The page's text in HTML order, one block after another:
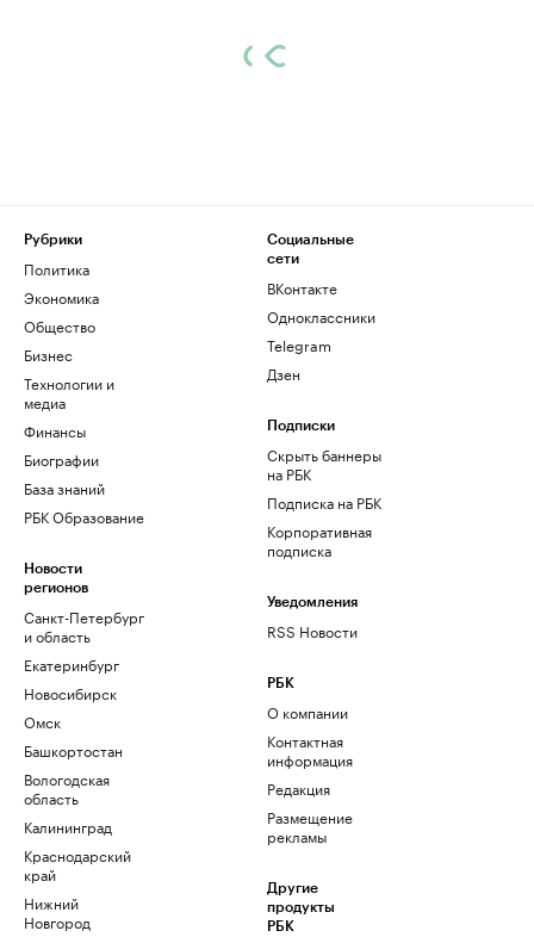
Рубрики
Политика
Экономика
Общество
Бизнес
Технологии и
медиа
Финансы
Биографии
База знаний
РБК Образование
Новости
регионов
Санкт-Петербург
и область
Екатеринбург
Новосибирск
Омск
Башкортостан
Вологодская
область
Калининград
Краснодарский
край
Нижний
Новгород
Социальные
сети
ВКонтакте
Одноклассники
Telegram
Дзен
Подписки
Скрыть баннеры
на РБК
Подписка на РБК
Корпоративная
подписка
Уведомления
RSS Новости
РБК
О компании
Контактная
информация
Редакция
Размещение
рекламы
Другие
продукты
РБК